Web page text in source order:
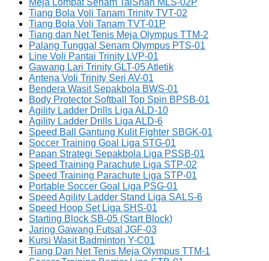
Meja Lompat Senam TaiShan MLS-02P
Tiang Bola Voli Tanam Trinity TVT-02
Tiang Bola Voli Tanam TVT-01P
Tiang dan Net Tenis Meja Olympus TTM-2
Palang Tunggal Senam Olympus PTS-01
Line Voli Pantai Trinity LVP-01
Gawang Lari Trinity GLT-05 Atletik
Antena Voli Trinity Seri AV-01
Bendera Wasit Sepakbola BWS-01
Body Protector Softball Top Spin BPSB-01
Agility Ladder Drills Liga ALD-10
Agility Ladder Drills Liga ALD-6
Speed Ball Gantung Kulit Fighter SBGK-01
Soccer Training Goal Liga STG-01
Papan Strategi Sepakbola Liga PSSB-01
Speed Training Parachute Liga STP-02
Speed Training Parachute Liga STP-01
Portable Soccer Goal Liga PSG-01
Speed Agility Ladder Stand Liga SALS-6
Speed Hoop Set Liga SHS-01
Starting Block SB-05 (Start Block)
Jaring Gawang Futsal JGF-03
Kursi Wasit Badminton Y-C01
Tiang Dan Net Tenis Meja Olympus TTM-1